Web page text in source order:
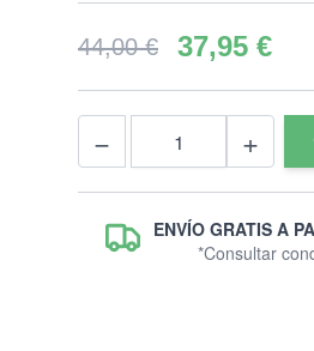
44,00 € 37,95 €
Cantidad
− +
ENVÍO GRATIS A
*Consultar